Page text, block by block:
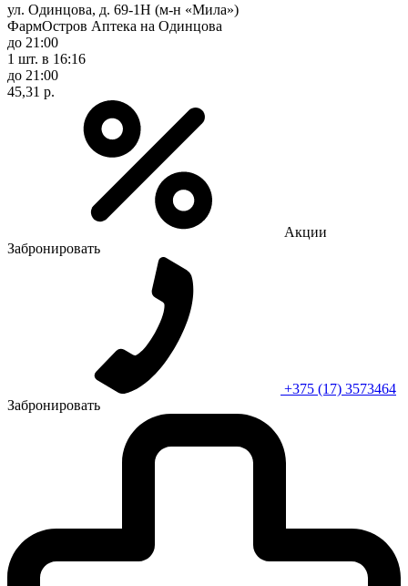
ул. Одинцова, д. 69-1Н (м-н «Мила»)
ФармОстров Аптека на Одинцова
до 21:00
1 шт. в 16:16
до 21:00
45,31 р.
Акции
Забронировать
+375 (17) 3573464
Забронировать